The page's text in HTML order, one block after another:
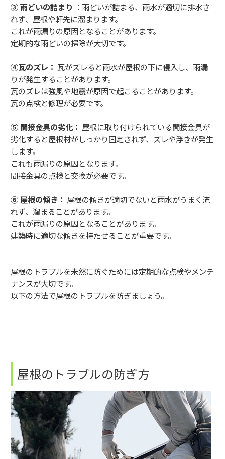
③ 雨どいの詰まり ：雨どいが詰まる、雨水が適切に排水さ
れず、屋根や軒先に溜まります。
これが雨漏りの原因となることがあります。
定期的な雨どいの掃除が大切です。
④瓦のズレ： 瓦がズレると雨水が屋根の下に侵入し、雨漏
りが発生することがあります。
瓦のズレは強風や地震が原因で起こることがあります。
瓦の点検と修理が必要です。
⑤ 間接金具の劣化： 屋根に取り付けられている間接金具が
劣化すると屋根材がしっかり固定されず、ズレや浮きが発生
します。
これも雨漏りの原因となります。
間接金具の点検と交換が必要です。
⑥ 屋根の傾き： 屋根の傾きが適切でないと雨水がうまく流
れず、溜まることがあります。
これが雨漏りの原因となることがあります。
建築時に適切な傾きを持たせることが重要です。
屋根のトラブルを未然に防ぐためには定期的な点検やメンテ
ナンスが大切です。
以下の方法で屋根のトラブルを防ぎましょう。
屋根のトラブルの防ぎ方